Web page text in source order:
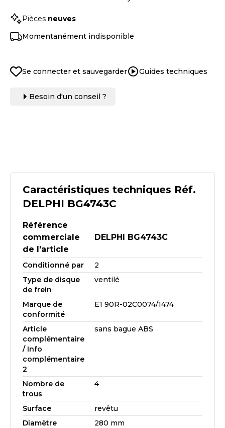
Caractéristiques techniques Réf.
DELPHI BG4743C
Référence
commerciale
de l’article
DELPHI BG4743C
Conditionné par
2
Type de disque
de frein
ventilé
Marque de
conformité
E1 90R-02C0074/1474
Article
complémentaire
/ Info
complémentaire
2
sans bague ABS
Nombre de
trous
4
Surface
revêtu
Diamètre
280 mm
Pièces neuves
Momentanément indisponible
Se connecter et sauvegarder Guides techniques
Besoin d'un conseil ?